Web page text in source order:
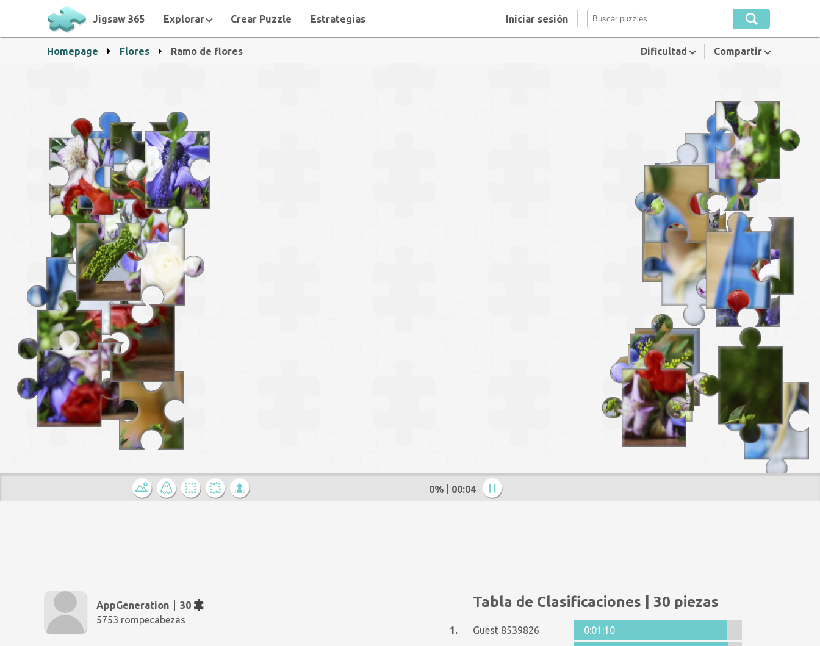
Jigsaw 365 Explorar Crear Puzzle Estrategias Iniciar sesión
Homepage Flores Ramo de flores Dificultad Compartir
0% 00:05
AppGeneration
30
5753 rompecabezas
Tabla de Clasificaciones | 30 piezas
1. Guest 8539826
0:01:10